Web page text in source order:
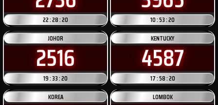
22 : 28 : 20
10 : 53 : 20
JOHOR
2516
19 : 33 : 20
KENTUCKY
4587
17 : 58 : 20
KOREA
LOMBOK